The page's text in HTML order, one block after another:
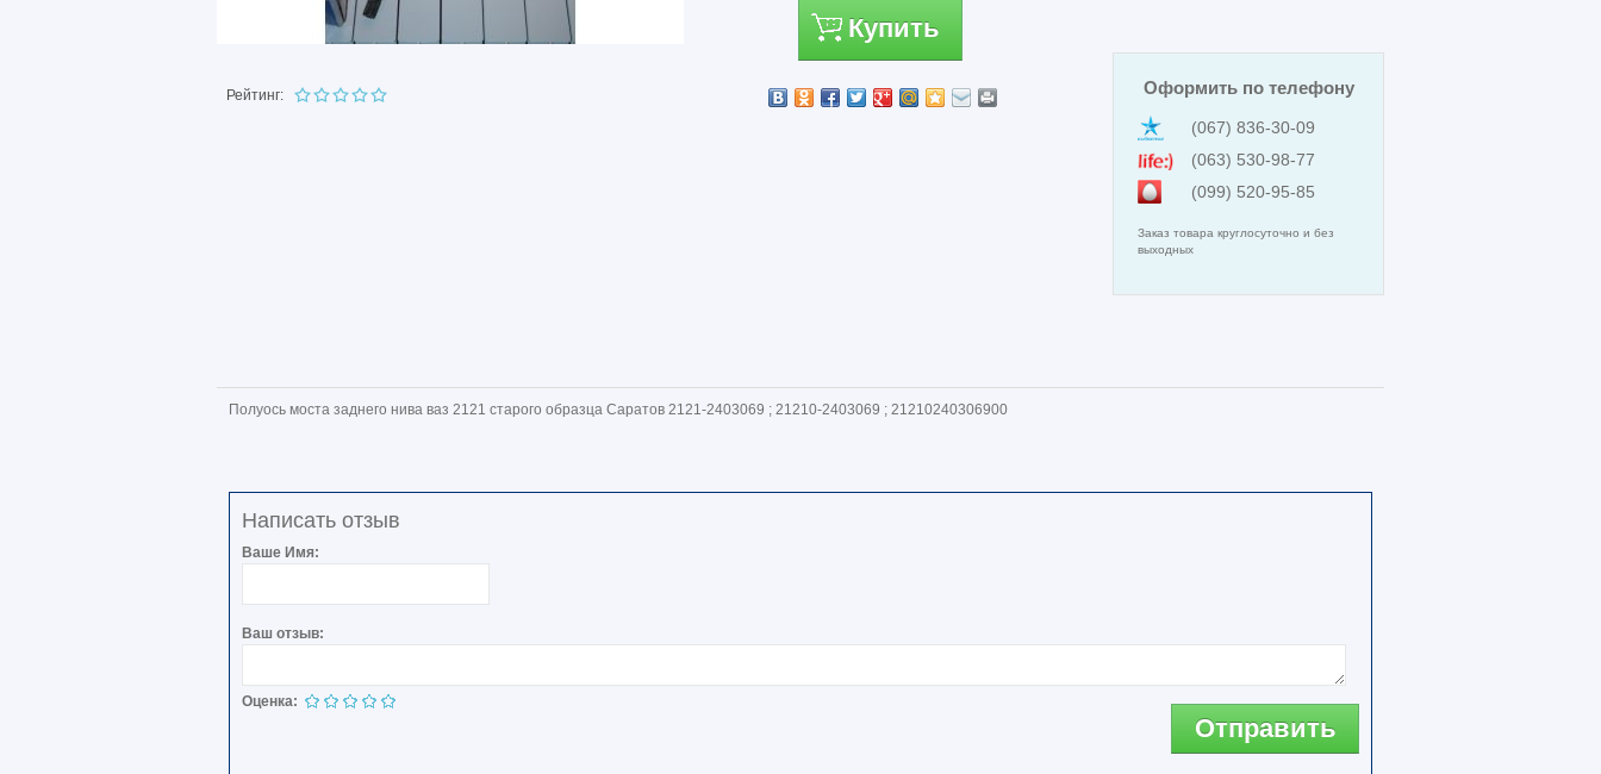
Рейтинг:
Купить
Оформить по телефону
(067) 836-30-09
(063) 530-98-77
(099) 520-95-85
Заказ товара круглосуточно и без
выходных
Полуось моста заднего нива ваз 2121 старого образца Саратов 2121-2403069 ; 21210-2403069 ; 21210240306900
Написать отзыв
Ваше Имя:
Ваш отзыв:
Оценка:
Отправить